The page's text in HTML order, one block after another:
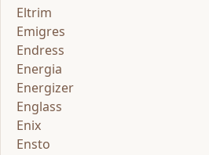
Eltrim
Emigres
Endress
Energia
Energizer
Englass
Enix
Ensto